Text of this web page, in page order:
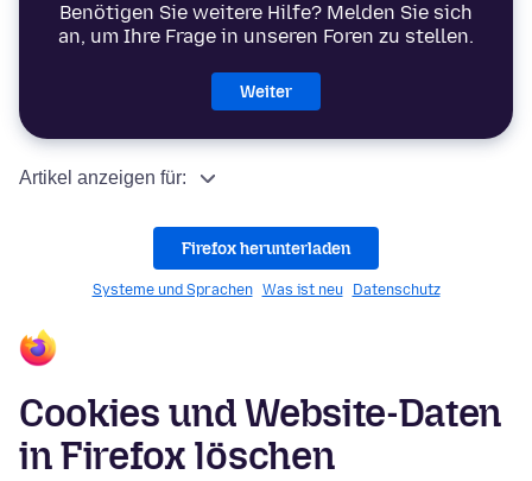
Benötigen Sie weitere Hilfe? Melden Sie sich
an, um Ihre Frage in unseren Foren zu stellen.
Weiter
Artikel anzeigen für:
Firefox herunterladen
Systeme und Sprachen Was ist neu Datenschutz
Cookies und Website-Daten
in Firefox löschen